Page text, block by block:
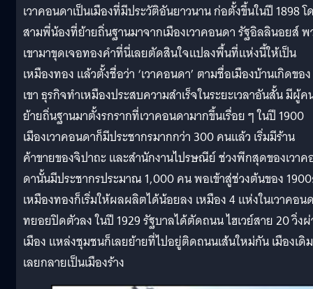
เวาคอนดาเป็นเมืองที่มีประวัติอันยาวนาน ก่อตั้งขึ้นในปี 1898 โ
สามพี่น้องที่ย้ายถิ่นฐานมาจากเมืองเวาคอนดา รัฐอิลลินอยส์
เขามาขุดเจอทองคำที่นี่เลยตัดสินใจแปลงพื้นที่แห่งนี้ให้เป็น
เหมืองทอง แล้วตั้งชื่อว่า ‘เวาคอนดา’ ตามชื่อเมืองบ้านเกิดของ
เขา ธุรกิจทำเหมืองประสบความสำเร็จในระยะเวลาอันสั้น มีผู้ค
ย้ายถิ่นฐานมาตั้งรกรากที่เวาคอนดามากขึ้นเรื่อย ๆ ในปี 1900
เมืองเวาคอนดาก็มีประชากรมากกว่า 300 คนแล้ว เริ่มมีร้าน
ค้าขายของจิปาถะ และสำนักงานไปรษณีย์ ช่วงพีกสุดของเวาค
ดานั้นมีประชากรประมาณ 1,000 คน พอเข้าสู่ช่วงต้นของ
เหมืองทองก็เริ่มให้ผลผลิตได้น้อยลง เหมือง 4 แห่งในเวาคอน
ทยอยปิดตัวลง ในปี 1929 รัฐบาลได้ตัดถนน ไฮเวย์สาย 20 วิ่ง
เมือง แหล่งชุมชนก็เลยย้ายที่ไปอยู่ติดถนนเส้นใหม่กัน เมืองเดิ
เลยกลายเป็นเมืองร้าง